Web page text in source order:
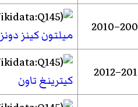
ميلتون كينز دونز
كيترينغ تاون